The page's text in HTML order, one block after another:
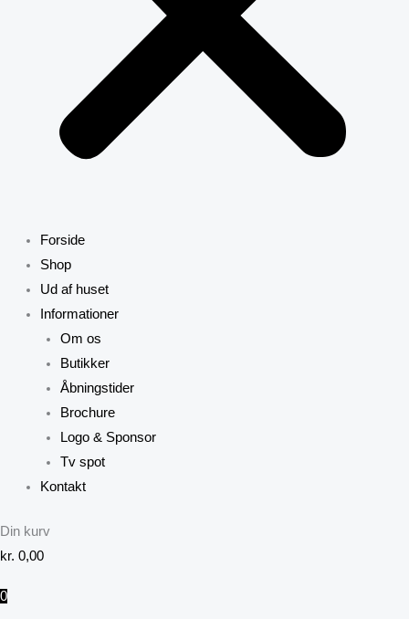
Forside
Shop
Ud af huset
Informationer
Om os
Butikker
Åbningstider
Brochure
Logo & Sponsor
Tv spot
Kontakt
Din kurv
kr. 0,00
0